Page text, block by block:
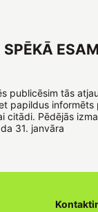
publicēsim tās
papildus informēts
citādi. Pēdējās
31. janvāra